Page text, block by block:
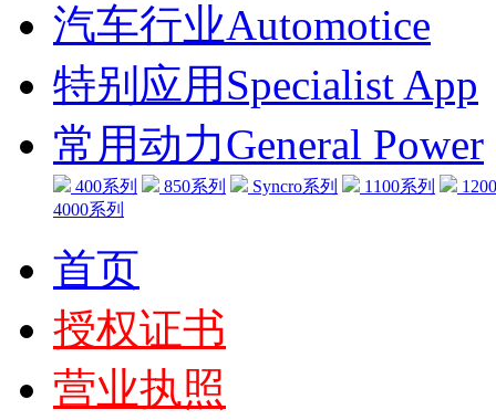
汽车行业Automotice
特别应用Specialist App
常用动力General Power
400系列 850系列 Syncro系列 1100系列
4000系列
首页
授权证书
营业执照